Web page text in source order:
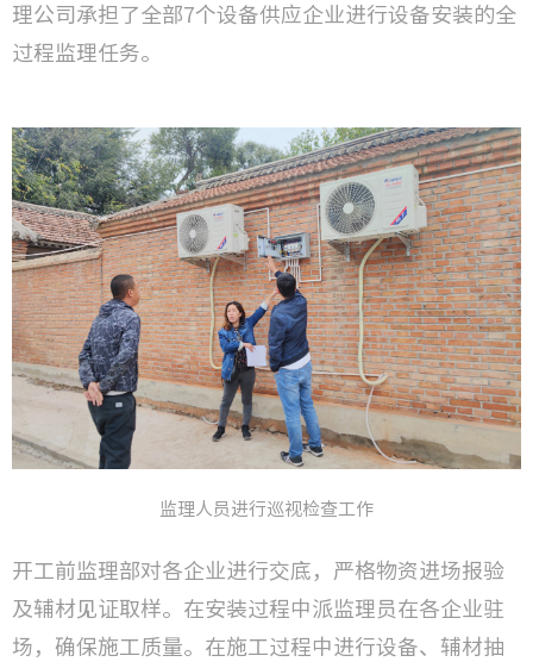
理公司承担了全部7个设备供应企业进行设备安装的全
过程监理任务。
监理人员进行巡视检查工作
开工前监理部对各企业进行交底，严格物资进场报验
及辅材见证取样。在安装过程中派监理员在各企业驻
场，确保施工质量。在施工过程中进行设备、辅材抽